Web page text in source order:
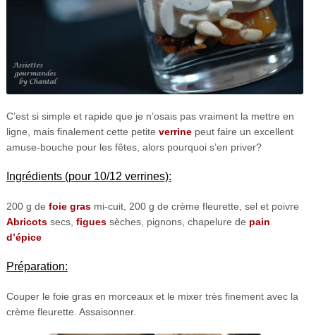
C’est si simple et rapide que je n’osais pas vraiment la mettre en
ligne, mais finalement cette petite verrinepeut faire un excellent
amuse-bouche pour les fêtes, alors pourquoi s’en priver?
Ingrédients (pour 10/12 verrines):
200 g de foie grasmi-cuit, 200 g de crème fleurette, sel et poivre
Abricotssecs, figuessèches, pignons, chapelure de pain
d’épice
Préparation:
Couper le foie gras en morceaux et le mixer très finement avec la
crème fleurette. Assaisonner.